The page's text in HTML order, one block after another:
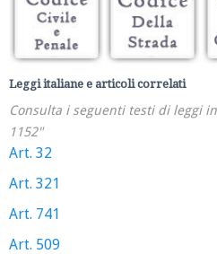
Leggi italiane e articoli correlati
Consulta i seguenti testi di leggi
1152"
Art. 32
Art. 321
Art. 741
Art. 509